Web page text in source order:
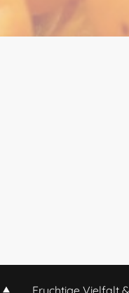
Fruchtige Vielfalt